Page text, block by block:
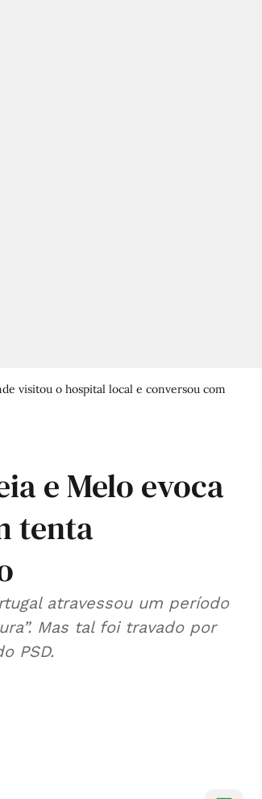
visitou o hospital local e conversou com
e Melo evoca
tenta
atravessou um período
Mas tal foi travado por
PSD.